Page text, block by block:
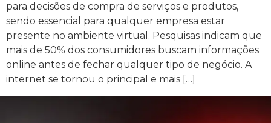
para decisões de compra de serviços e produtos,
sendo essencial para qualquer empresa estar
presente no ambiente virtual. Pesquisas indicam que
mais de 50% dos consumidores buscam informações
online antes de fechar qualquer tipo de negócio. A
internet se tornou o principal e mais […]